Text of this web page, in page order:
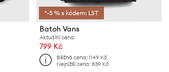
*-5 % s kódem: LST
Batoh Vans
Aktuální cena:
799 Kč
Běžná cena:1149 Kč
Nejnižší cena:839 Kč